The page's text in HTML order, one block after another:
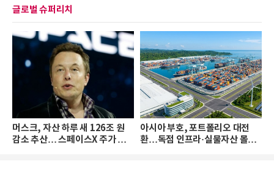
글로벌 슈퍼리치
머스크, 자산 하루 새 126조 원
감소 추산… 스페이스X 주가 하
아시아 부호, 포트폴리오 대전
환…독점 인프라·실물자산 몰린